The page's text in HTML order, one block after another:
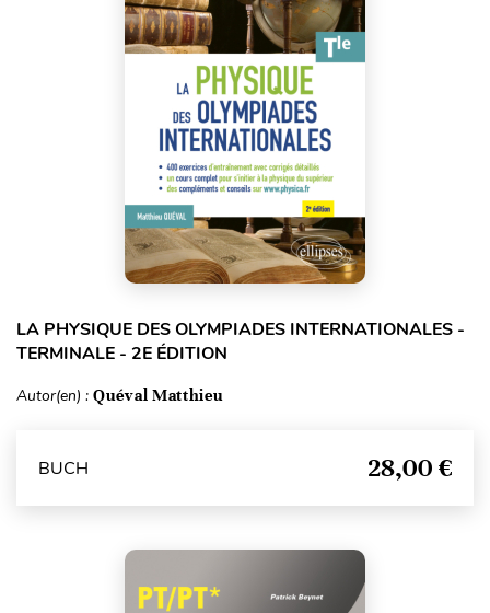
LA PHYSIQUE DES OLYMPIADES INTERNATIONALES -
TERMINALE - 2E ÉDITION
Autor(en) : Quéval Matthieu
BUCH 28,00 €